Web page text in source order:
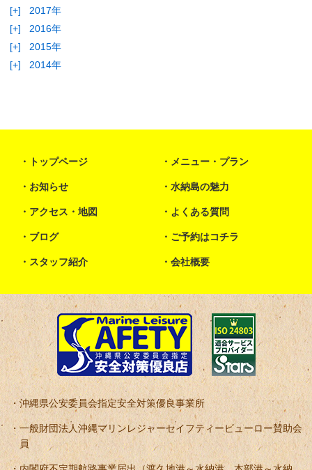
[+]
2017年
[+]
2016年
[+]
2015年
[+]
2014年
トップページ メニュー・プラン
お知らせ 水納島の魅力
アクセス・地図 よくある質問
ブログ ご予約はコチラ
スタッフ紹介 会社概要
沖縄県公安委員会指定安全対策優良事業所
一般財団法人沖縄マリンレジャーセイフティービューロー賛助会
員